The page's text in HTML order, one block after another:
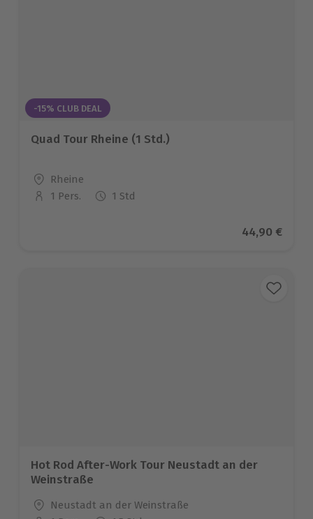
-15% CLUB DEAL
Quad Tour Rheine (1 Std.)
Standort
Rheine
Anzahl der Teilnehmer
1 Pers. 1 Std
Aktueller
44,90 €
Hot Rod After-Work Tour Neustadt an der
Weinstraße
Standort
Neustadt an der Weinstraße